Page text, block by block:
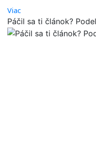
Viac
Páčil sa ti článok?